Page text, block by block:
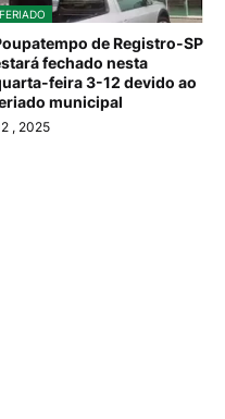
FERIADO
de Registro-SP
fechado nesta
feira 3-12 devido ao
municipal
, 2025